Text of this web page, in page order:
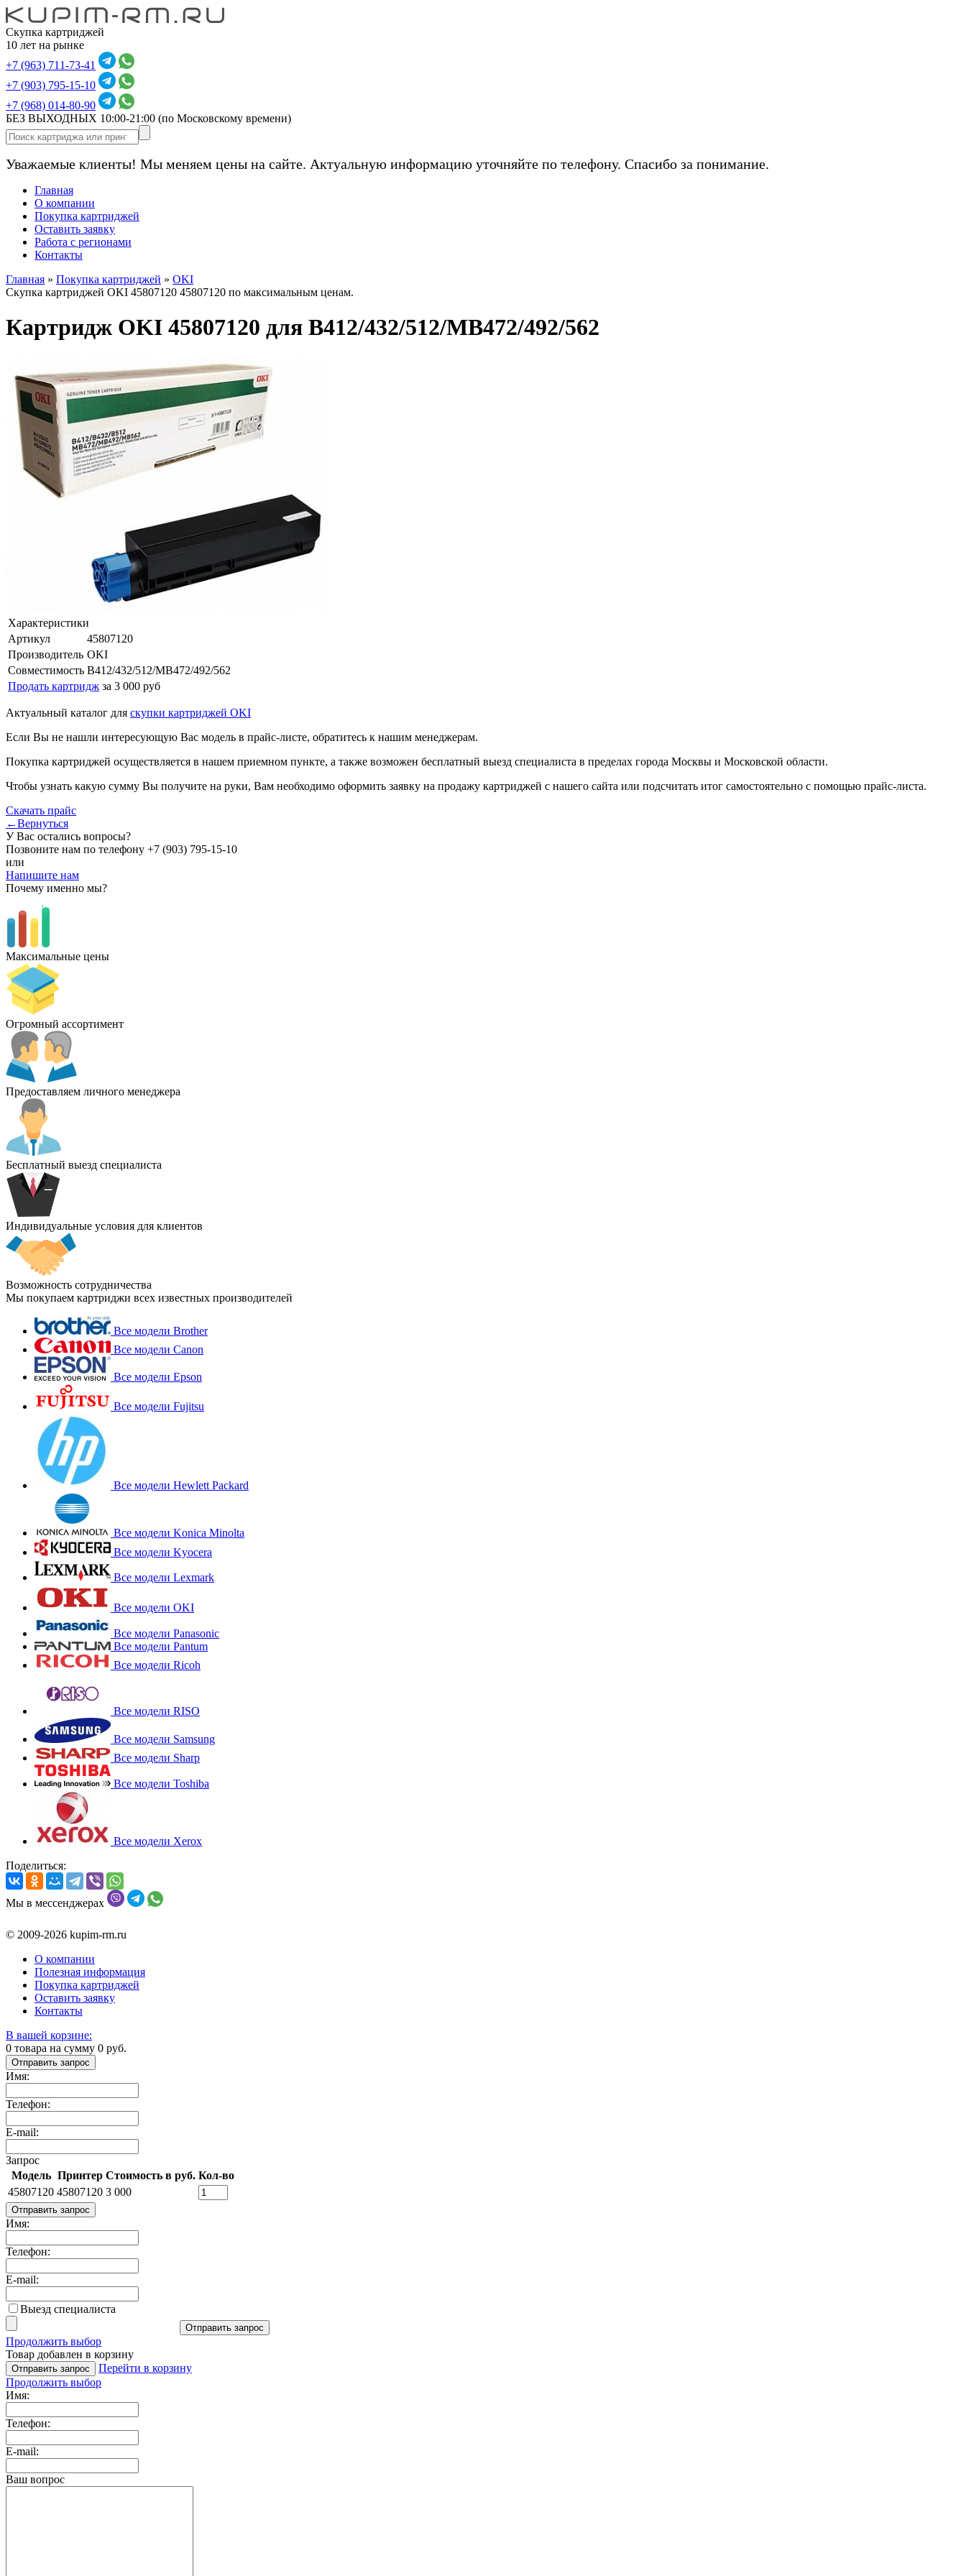
Скупка картриджей
10 лет на рынке
+7 (963) 711-73-41
+7 (903) 795-15-10
+7 (968) 014-80-90
БЕЗ ВЫХОДНЫХ 10:00-21:00 (по Московскому времени)
Уважаемые клиенты! Мы меняем цены на сайте. Актуальную информацию уточняйте по телефону. Спасибо за понимание.
Главная
О компании
Покупка картриджей
Оставить заявку
Работа с регионами
Контакты
Главная » Покупка картриджей » OKI
Скупка картриджей OKI 45807120 45807120 по максимальным ценам.
Картридж OKI 45807120 для B412/432/512/MB472/492/562
Характеристики
Артикул
45807120
Производитель OKI
Совместимость B412/432/512/MB472/492/562
Продать картридж за 3 000 руб
Актуальный каталог для скупки картриджей OKI
Если Вы не нашли интересующую Вас модель в прайс-листе, обратитесь к нашим менеджерам.
Покупка картриджей осуществляется в нашем приемном пункте, а также возможен бесплатный выезд специалиста в пределах города Москвы и Московской области.
Чтобы узнать какую сумму Вы получите на руки, Вам необходимо оформить заявку на продажу картриджей с нашего сайта или подсчитать итог самостоятельно с помощью прайс-листа.
Скачать прайс
←Вернуться
У Вас остались вопросы?
Позвоните нам по телефону +7 (903) 795-15-10
или
Напишите нам
Почему именно мы?
Максимальные цены
Огромный ассортимент
Предоставляем личного менеджера
Бесплатный выезд специалиста
Индивидуальные условия для клиентов
Возможность сотрудничества
Мы покупаем картриджи всех известных производителей
Все модели Brother
Все модели Canon
Все модели Epson
Все модели Fujitsu
Все модели Hewlett Packard
Все модели Konica Minolta
Все модели Kyocera
Все модели Lexmark
Все модели OKI
Все модели Panasonic
Все модели Pantum
Все модели Ricoh
Все модели RISO
Все модели Samsung
Все модели Sharp
Все модели Toshiba
Все модели Xerox
Поделиться:
Мы в мессенджерах
© 2009-2026 kupim-rm.ru
О компании
Полезная информация
Покупка картриджей
Оставить заявку
Контакты
В вашей корзине:
0 товара на сумму 0 руб.
Отправить запрос
Имя:
Телефон:
E-mail:
Запрос
Модель Принтер Стоимость в руб. Кол-во
45807120 45807120 3 000
Отправить запрос
Имя:
Телефон:
E-mail:
Выезд специалиста
Отправить запрос
Продолжить выбор
Товар добавлен в корзину
Отправить запрос
Перейти в корзину
Продолжить выбор
Имя:
Телефон:
E-mail:
Ваш вопрос